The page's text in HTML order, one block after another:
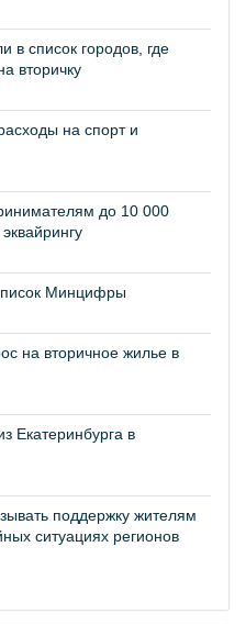
в список городов, где
вторичку
на спорт и
до 10 000
Минцифры
на вторичное жилье в
Екатеринбурга в
поддержку жителям
ситуациях регионов